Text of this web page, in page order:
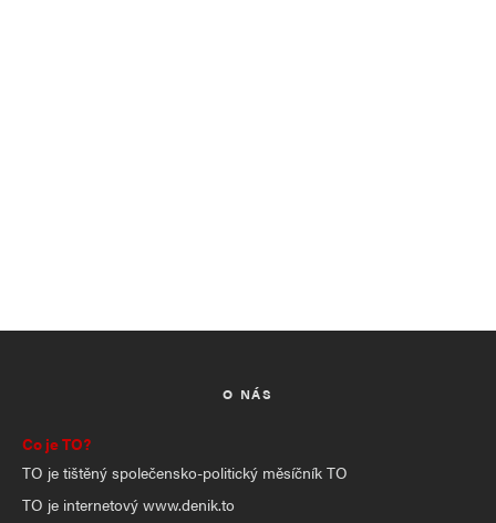
O NÁS
Co je TO?
TO je tištěný společensko-politický měsíčník TO
TO je internetový www.denik.to